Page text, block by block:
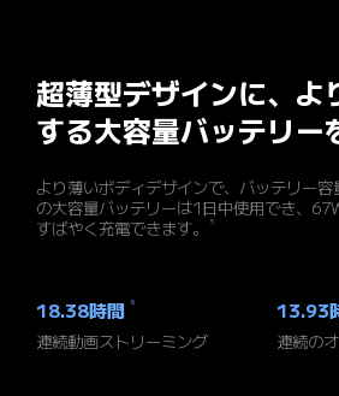
超薄型デザインに、よ
する大容量バッテリー
より薄いボディデザインで、バッテリー
の大容量バッテリーは1日中使用でき、
すばやく充電できます。
5
18.38時間 6
連続動画ストリーミング
13.93
連続の